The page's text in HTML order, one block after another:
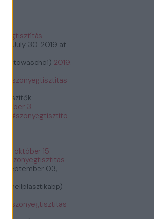
July 30, 2019 at
2019.
#szonyegtisztitas
3.
#szonyegtisztito
2019. október 15.
#szonyegtisztitas
September 03,
#szonyegtisztitas